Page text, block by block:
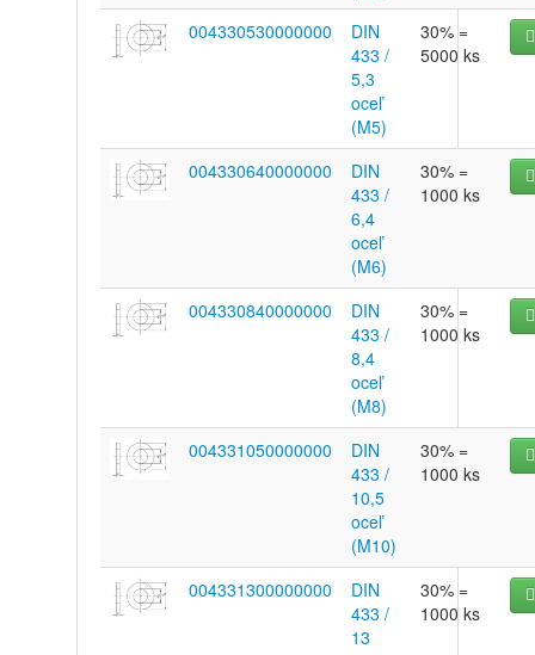
004330530000000
DIN
433 /
5,3
oceľ
(M5)
30% =
5000 ks
004330640000000
DIN
433 /
6,4
oceľ
(M6)
30% =
1000 ks
004330840000000
DIN
433 /
8,4
oceľ
(M8)
30% =
1000 ks
004331050000000
DIN
433 /
10,5
oceľ
(M10)
30% =
1000 ks
004331300000000
DIN
433 /
13
30% =
1000 ks